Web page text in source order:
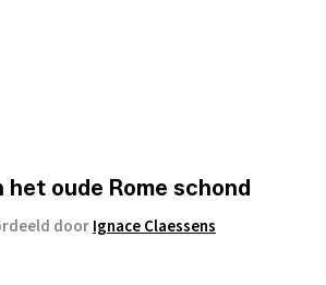
het oude Rome schond
doorIgnace Claessens